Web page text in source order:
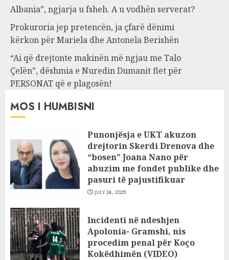
Albania”, ngjarja u fsheh. A u vodhën serverat?
Prokuroria jep pretencën, ja çfarë dënimi
kërkon për Mariela dhe Antonela Berishën
“Ai që drejtonte makinën më ngjau me Talo
Çelën”, dëshmia e Nuredin Dumanit flet për
PERSONAT që e plagosën!
MOS I HUMBISNI
Punonjësja e UKT akuzon
drejtorin Skerdi Drenova dhe
“bosen” Joana Nano për
abuzim me fondet publike dhe
pasuri të pajustifikuar
JULY 24, 2025
Incidenti në ndeshjen
Apolonia- Gramshi, nis
procedim penal për Koço
Kokëdhimën (VIDEO)